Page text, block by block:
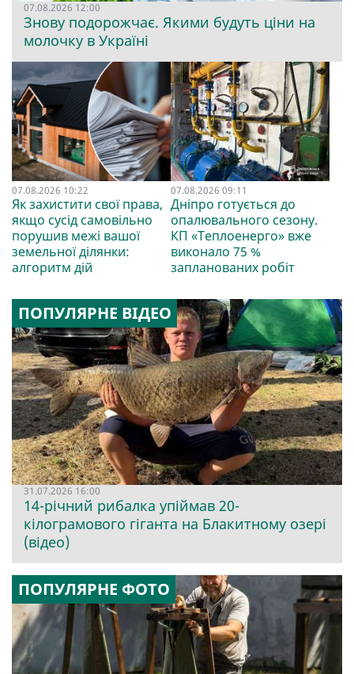
07.08.2026 12:00
Знову подорожчає. Якими будуть ціни на
молочку в Україні
07.08.2026 10:22
Як захистити свої права,
якщо сусід самовільно
порушив межі вашої
земельної ділянки:
алгоритм дій
07.08.2026 09:11
Дніпро готується до
опалювального сезону.
КП «Теплоенерго» вже
виконало 75 %
запланованих робіт
ПОПУЛЯРНЕ ВІДЕО
31.07.2026 16:00
14-річний рибалка упіймав 20-
кілограмового гіганта на Блакитному озері
(відео)
ПОПУЛЯРНЕ ФОТО